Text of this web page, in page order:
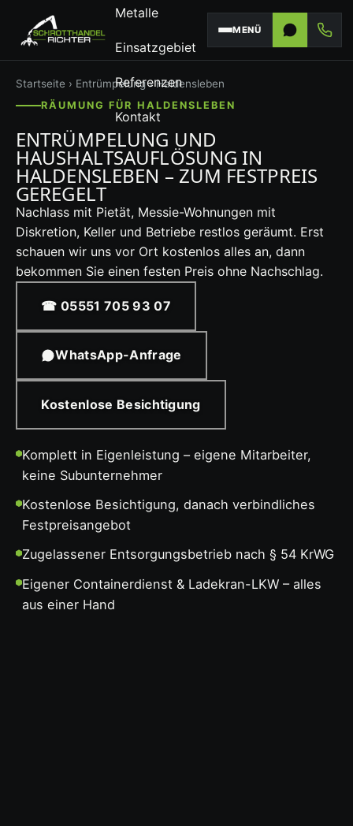
Metalle
Einsatzgebiet
Referenzen
Kontakt
MENÜ
Startseite › Entrümpelung› Haldensleben
RÄUMUNG FÜR HALDENSLEBEN
ENTRÜMPELUNG UND
HAUSHALTSAUFLÖSUNG IN
HALDENSLEBEN – ZUM FESTPREIS
GEREGELT
Nachlass mit Pietät, Messie-Wohnungen mit
Diskretion, Keller und Betriebe restlos geräumt. Erst
schauen wir uns vor Ort kostenlos alles an, dann
bekommen Sie einen festen Preis ohne Nachschlag.
☎ 05551 705 93 07
WhatsApp-Anfrage
Kostenlose Besichtigung
Komplett in Eigenleistung – eigene Mitarbeiter,
keine Subunternehmer
Kostenlose Besichtigung, danach verbindliches
Festpreisangebot
Zugelassener Entsorgungsbetrieb nach § 54 KrWG
Eigener Containerdienst & Ladekran-LKW – alles
aus einer Hand